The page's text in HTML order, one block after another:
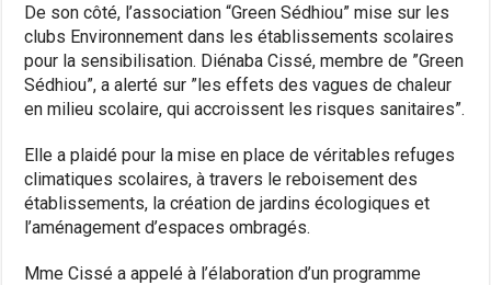
De son côté, l’association “Green Sédhiou” mise sur les
clubs Environnement dans les établissements scolaires
pour la sensibilisation. Diénaba Cissé, membre de ”Green
Sédhiou”, a alerté sur ”les effets des vagues de chaleur
en milieu scolaire, qui accroissent les risques sanitaires”.
Elle a plaidé pour la mise en place de véritables refuges
climatiques scolaires, à travers le reboisement des
établissements, la création de jardins écologiques et
l’aménagement d’espaces ombragés.
Mme Cissé a appelé à l’élaboration d’un programme